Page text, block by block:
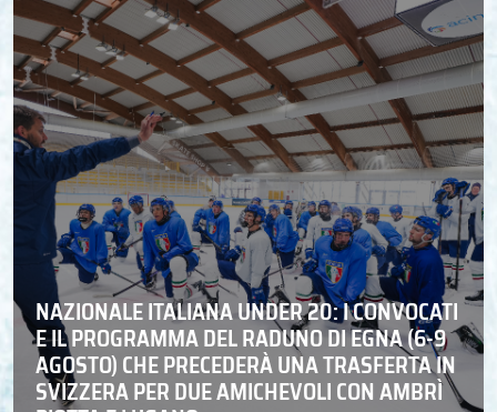
NAZIONALE ITALIANA UNDER 20: I CONVOCATI
E IL PROGRAMMA DEL RADUNO DI EGNA (6-9
AGOSTO) CHE PRECEDERÀ UNA TRASFERTA IN
SVIZZERA PER DUE AMICHEVOLI CON AMBRÌ